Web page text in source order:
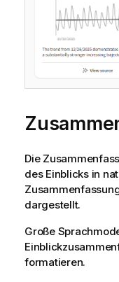
Die
des Einblicks in
dargestellt.
Große
formatieren.